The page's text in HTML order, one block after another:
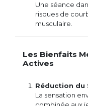
Une séance
risques de
musculaire.
Les Bienfaits
Actives
Réduction du
La sensation